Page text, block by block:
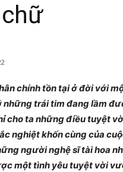
chính tồn tại ở đời với
những trái tim đang lầm
cho ta những điều tuyệt
nghiệt khốn cùng của
người nghệ sĩ tài hoa
một tình yêu tuyệt vời